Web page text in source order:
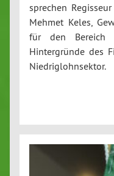
sprechen
Mehmet Keles,
für den Bereich
Hintergründe des
Niedriglohnsektor.